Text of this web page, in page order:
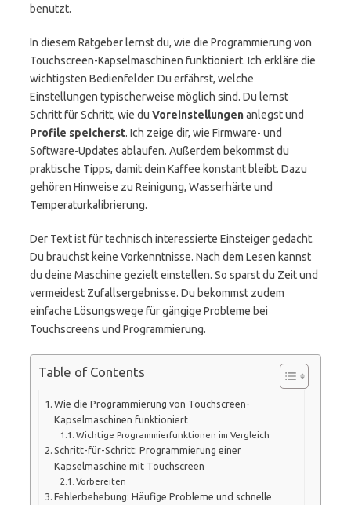
benutzt.
In diesem Ratgeber lernst du, wie die Programmierung von
Touchscreen-Kapselmaschinen funktioniert. Ich erkläre die
wichtigsten Bedienfelder. Du erfährst, welche
Einstellungen typischerweise möglich sind. Du lernst
Schritt für Schritt, wie du Voreinstellungenanlegst und
Profile speicherst. Ich zeige dir, wie Firmware- und
Software-Updates ablaufen. Außerdem bekommst du
praktische Tipps, damit dein Kaffee konstant bleibt. Dazu
gehören Hinweise zu Reinigung, Wasserhärte und
Temperaturkalibrierung.
Der Text ist für technisch interessierte Einsteiger gedacht.
Du brauchst keine Vorkenntnisse. Nach dem Lesen kannst
du deine Maschine gezielt einstellen. So sparst du Zeit und
vermeidest Zufallsergebnisse. Du bekommst zudem
einfache Lösungswege für gängige Probleme bei
Touchscreens und Programmierung.
Table of Contents
Wie die Programmierung von Touchscreen-
Kapselmaschinen funktioniert
Wichtige Programmierfunktionen im Vergleich
Schritt-für-Schritt: Programmierung einer
Kapselmaschine mit Touchscreen
Vorbereiten
Fehlerbehebung: Häufige Probleme und schnelle